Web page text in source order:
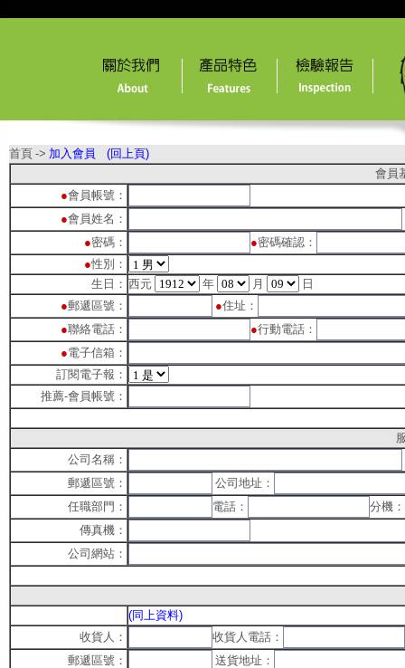
首頁 -> 加入會員
(回上頁)
會員
●會員帳號：
●會員姓名：
●密碼： ●密碼確認：
●性別：
生日： 西元 年 月
日
●郵遞區號： ●住址：
●聯絡電話： ●行動電話：
●電子信箱：
訂閱電子報：
推薦-會員帳號：
公司名稱：
郵遞區號：
公司地址：
任職部門：
電話：
分機：
傳真機：
公司網站：
(同上資料)
收貨人：
收貨人電話：
郵遞區號：
送貨地址：